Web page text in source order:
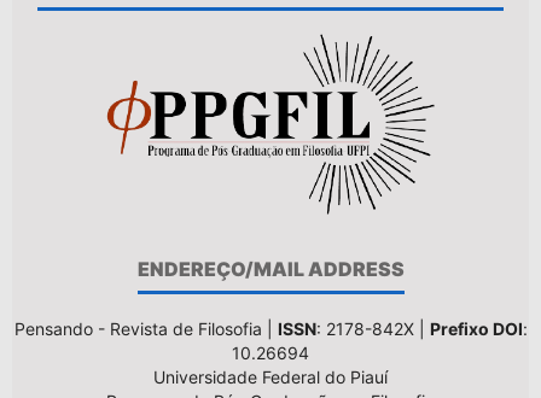
ENDEREÇO/MAIL ADDRESS
Pensando - Revista de Filosofia | ISSN: 2178-842X | Prefixo DOI:
10.26694
Universidade Federal do Piauí